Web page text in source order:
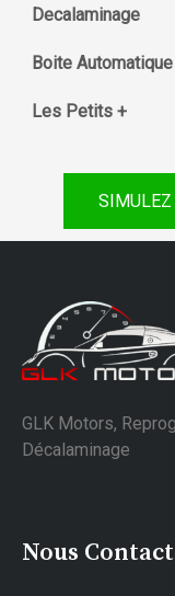
Decalaminage
Boite Automatique
Les Petits +
SIMULEZ
GLK Motors,
Décalaminage
Nous